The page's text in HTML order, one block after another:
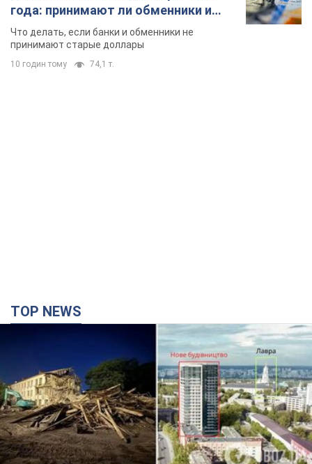
года: принимают ли обменники и
банки такие купюры
Что делать, если банки и обменники не
принимают старые доллары
10 годин тому 74,1 т.
TOP NEWS